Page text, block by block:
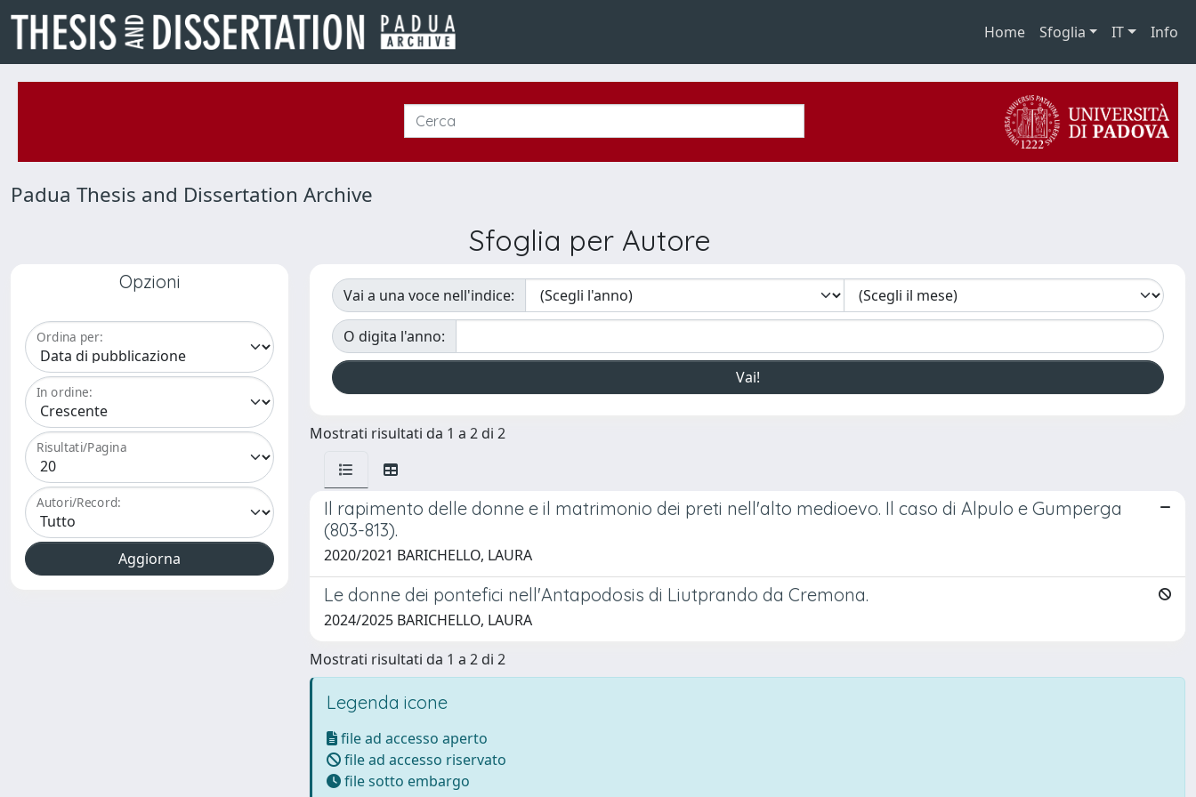
Home Sfoglia IT Info
Padua Thesis and Dissertation Archive
Sfoglia per Autore
Opzioni
Ordina per:
In ordine:
Risultati/Pagina
Autori/Record:
Vai a una voce nell'indice:
O digita l'anno:
Mostrati risultati da 1 a 2 di 2
Il rapimento delle donne e il matrimonio dei preti nell'alto medioevo. Il caso di Alpulo e Gumperga
(803-813).
2020/2021 BARICHELLO, LAURA
Le donne dei pontefici nell'Antapodosis di Liutprando da Cremona.
2024/2025 BARICHELLO, LAURA
Mostrati risultati da 1 a 2 di 2
Legenda icone
file ad accesso aperto
file ad accesso riservato
file sotto embargo